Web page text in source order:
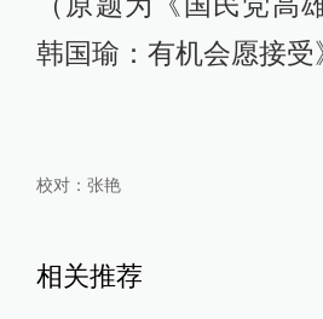
韩国瑜：有机会愿接受
校对： 张艳
相关推荐